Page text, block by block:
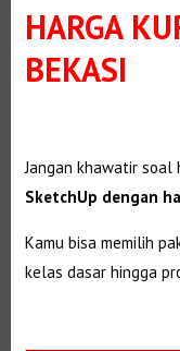
HARGA
BEKASI
Jangan khawatir soal
SketchUp dengan
Kamu bisa memilih
kelas dasar hingga